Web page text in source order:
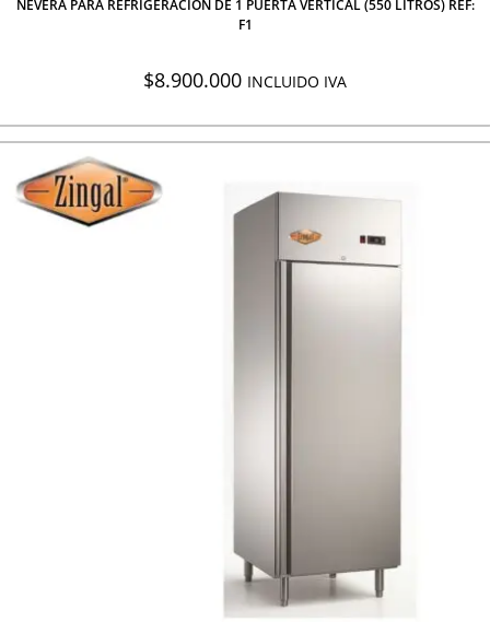
NEVERA PARA REFRIGERACION DE 1 PUERTA VERTICAL (550 LITROS) REF:
F1
$8.900.000 INCLUIDO IVA